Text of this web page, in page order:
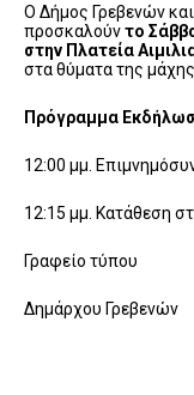
Ο Δήμος Γρεβενών
προσκαλούντο
στην Πλατεία
στα θύματα της
Πρόγραμμα
12:00 μμ.
12:15 μμ. Κατάθεση
Γραφείο τύπου
Δημάρχου Γρεβενών